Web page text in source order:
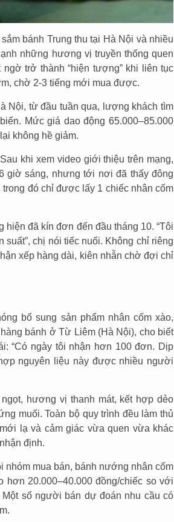
bánh Trung thu tại Hà Nội và nhiều
những hương vị truyền thống quen
trở thành “hiện tượng” khi liên tục
chờ 2-3 tiếng mới mua được.
Nội, từ đầu tuần qua, lượng khách tìm
Mức giá dao động 65.000–85.000
không hề giảm.
khi xem video giới thiệu trên mạng,
giờ sáng, nhưng tới nơi đã thấy đông
đó chỉ được lấy 1 chiếc nhân cốm
đã kín đơn đến đầu tháng 10. “Tôi
chị nói tiếc nuối. Không chỉ riêng
xếp hàng dài, kiên nhẫn chờ đợi chỉ
bổ sung sản phẩm nhân cốm xào,
bánh ở Từ Liêm (Hà Nội), cho biết
“Có ngày tôi nhận hơn 100 đơn. Dịp
nguyên liệu này được nhiều người
hương vị thanh mát, kết hợp dẻo
muối. Toàn bộ quy trình đều làm thủ
lạ và cảm giác vừa quen vừa khác
định.
nhóm mua bán, bánh nướng nhân cốm
hơn 20.000–40.000 đồng/chiếc so với
số người bán dự đoán nhu cầu có